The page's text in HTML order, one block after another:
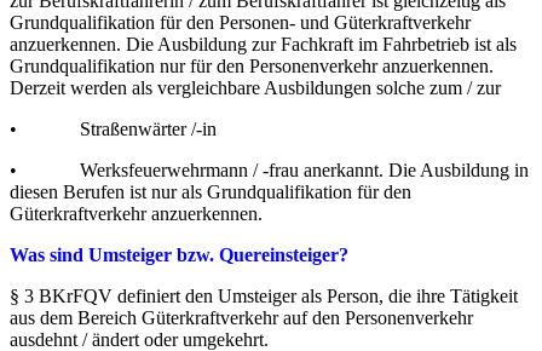
Grundqualifikation für den Personen- und Güterkraftverkehr
anzuerkennen. Die Ausbildung zur Fachkraft im Fahrbetrieb ist als
Grundqualifikation nur für den Personenverkehr anzuerkennen.
Derzeit werden als vergleichbare Ausbildungen solche zum / zur
• Straßenwärter /-in
• Werksfeuerwehrmann / -frau anerkannt. Die Ausbildung in
diesen Berufen ist nur als Grundqualifikation für den
Güterkraftverkehr anzuerkennen.
Was sind Umsteiger bzw. Quereinsteiger?
§ 3 BKrFQV definiert den Umsteiger als Person, die ihre Tätigkeit
aus dem Bereich Güterkraftverkehr auf den Personenverkehr
ausdehnt / ändert oder umgekehrt.